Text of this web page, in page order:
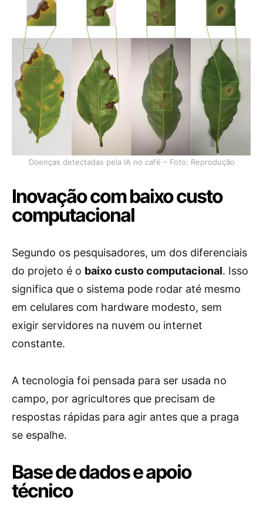
Doenças detectadas pela IA no café – Foto: Reprodução
Inovação com baixo custo
computacional
Segundo os pesquisadores, um dos diferenciais
do projeto é o baixo custo computacional. Isso
significa que o sistema pode rodar até mesmo
em celulares com hardware modesto, sem
exigir servidores na nuvem ou internet
constante.
A tecnologia foi pensada para ser usada no
campo, por agricultores que precisam de
respostas rápidas para agir antes que a praga
se espalhe.
Base de dados e apoio
técnico